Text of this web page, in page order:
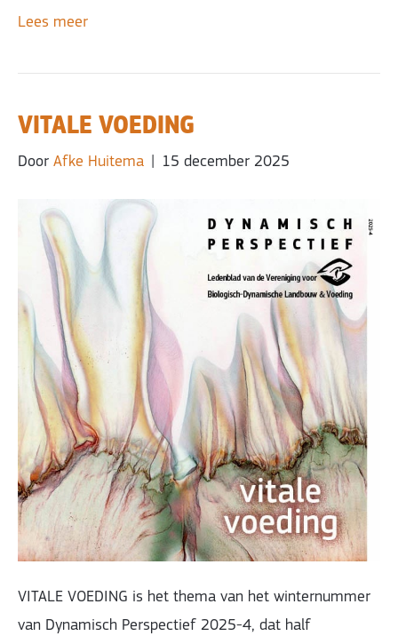
Lees meer
VITALE VOEDING
Door Afke Huitema 15 december 2025
VITALE VOEDING is het thema van het winternummer
van Dynamisch Perspectief 2025-4, dat half